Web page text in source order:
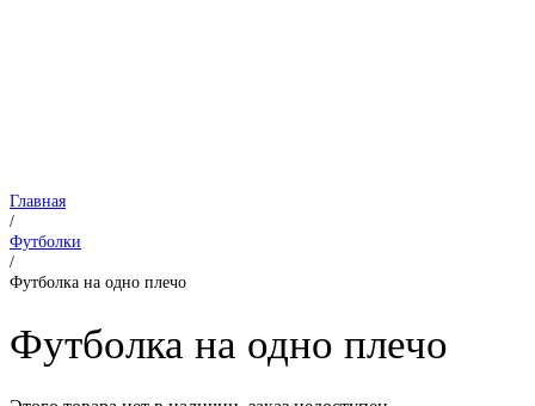
Главная
/
Футболки
/
Футболка на одно плечо
Футболка на одно плечо